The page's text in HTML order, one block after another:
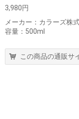
3,980円
メーカー：カラーズ株
容量：500ml
この商品の通販サ